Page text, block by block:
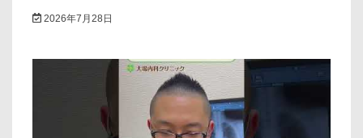
2026年7月28日